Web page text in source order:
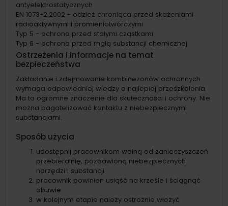
antyelektrostatycznych
EN 1073-2:2002 - odzież chroniąca przed skażeniami
radioaktywnymi i promieniotwórczymi
Typ 5 - ochrona przed stałymi cząstkami
Typ 6 - ochrona przed mgłą substancji chemicznej
Ostrzeżenia i informacje na temat
bezpieczeństwa
Zakładanie i zdejmowanie kombinezonów ochronnych
wymaga odpowiedniej wiedzy a najlepiej przeszkolenia.
Ma to ogromne znaczenie dla skuteczności i ochrony. Nie
można bagatelizować kontaktu z niebezpiecznymi
substancjami.
Sposób użycia
udostępnij pracownikom wolną od zanieczyszczeń
przebieralnię, pozbawioną niebezpiecznych
narzędzi i substancji
pracownik powinien usiąść na krześle i ściągnąć
obuwie
w kolejnym etapie należy ostrożnie włożyć